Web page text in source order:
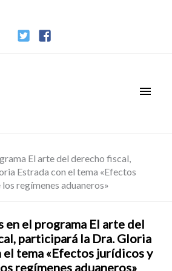
El arte del derecho fiscal,
Estrada con el tema «Efectos
regímenes aduaneros»
en el programa El arte del
participará la Dra. Gloria
el tema «Efectos jurídicos y
regímenes aduaneros»